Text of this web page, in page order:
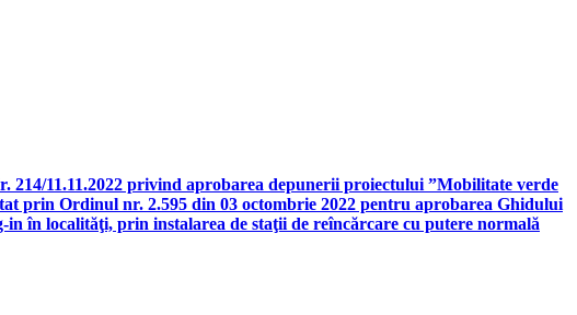
11.11.2022 privind aprobarea depunerii proiectului ”Mobilitate verde
prin Ordinul nr. 2.595 din 03 octombrie 2022 pentru aprobarea Ghidului
în localităţi, prin instalarea de staţii de reîncărcare cu putere normală